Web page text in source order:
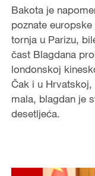
Bakota je
poznate
tornja u Parizu,
čast Blagdana
londonskoj
Čak i u
mala, blagdan je
desetljeća.